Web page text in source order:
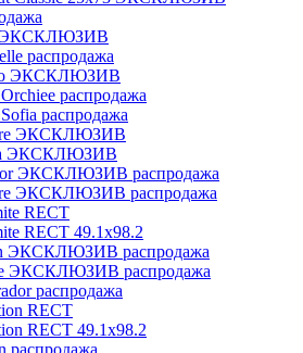
ЭКСКЛЮЗИВ
распродажа
ЭКСКЛЮЗИВ
распродажа
распродажа
ЭКСКЛЮЗИВ
ЭКСКЛЮЗИВ
ЭКСКЛЮЗИВ распродажа
ЭКСКЛЮЗИВ распродажа
RECT
RECT 49.1x98.2
ЭКСКЛЮЗИВ распродажа
ЭКСКЛЮЗИВ распродажа
распродажа
RECT
RECT 49.1x98.2
распродажа